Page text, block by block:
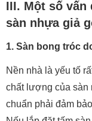
III. Một số
sàn nhựa giả
1. Sàn bong tróc
Nền nhà là yếu tố
chất lượng của sàn
chuẩn phải đảm